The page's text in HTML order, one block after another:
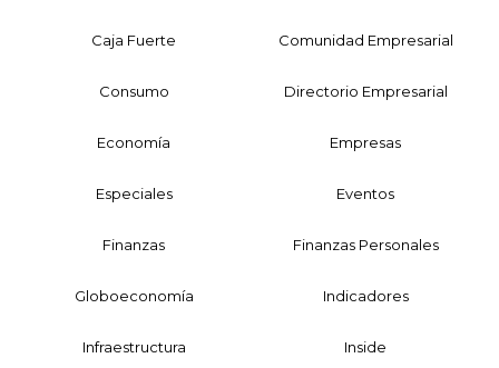
Caja Fuerte Comunidad Empresarial
Consumo Directorio Empresarial
Economía Empresas
Especiales Eventos
Finanzas Finanzas Personales
Globoeconomía Indicadores
Infraestructura Inside